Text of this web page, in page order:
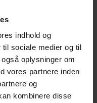
indhold og
sociale medier og til
oplysninger om
vores partnere inden
og
kombinere disse
tendensen
samt eliminere
risikoen for
medføre
påvirkning af
træffes med